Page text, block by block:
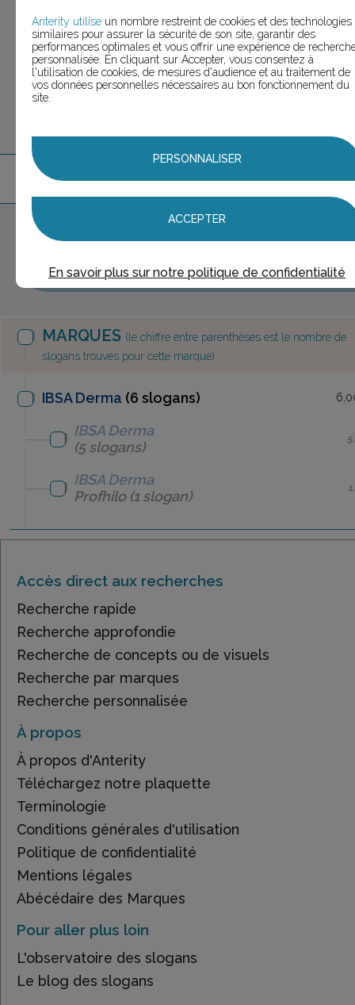
UNE QUESTION ?
ÉCHANGEONS
marquestrouvées
Aucune marque sélectionnée
AJOUTER AU PANIER
MARQUES (le chiffre entre parenthèses est le nombre de
slogans trouvés pour cette marque)
IBSA Derma (6 slogans)
IBSA Derma
(5 slogans)
IBSA Derma
Profhilo(1 slogan)
Accès direct aux recherches
Recherche rapide
Recherche approfondie
Recherche de concepts ou de visuels
Recherche par marques
Recherche personnalisée
À propos
À propos d'Anterity
Téléchargez notre plaquette
Terminologie
Conditions générales d'utilisation
Politique de confidentialité
Mentions légales
Abécédaire des Marques
Pour aller plus loin
L'observatoire des slogans
Le blog des slogans
Anterity utilise un nombre restreint de cookies et des technologies
similaires pour assurer la sécurité de son site, garantir des
performances optimales et vous offrir une expérience de
personnalisée. En cliquant sur Accepter, vous consentez à
l'utilisation de cookies, de mesures d'audience et au traitement de
vos données personnelles nécessaires au bon fonctionnement du
site.
PERSONNALISER
ACCEPTER
En savoir plus sur notre politique de confidentialité